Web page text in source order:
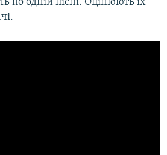
по одній пісні. Оцінюють їх